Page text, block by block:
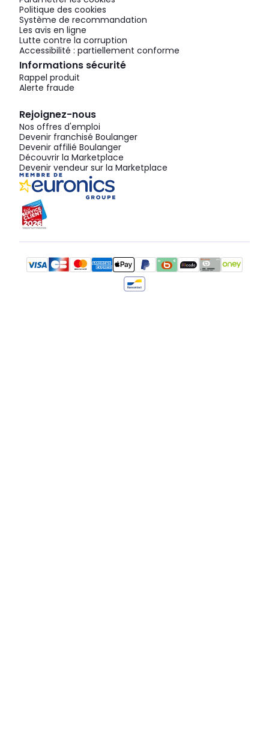
Politique des cookies
Système de recommandation
Les avis en ligne
Lutte contre la corruption
Accessibilité : partiellement conforme
Informations sécurité
Rappel produit
Alerte fraude
Rejoignez-nous
Nos offres d'emploi
Devenir franchisé Boulanger
Devenir affilié Boulanger
Découvrir la Marketplace
Devenir vendeur sur la Marketplace